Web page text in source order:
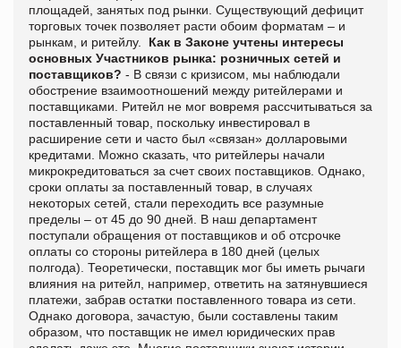
площадей, занятых под рынки. Существующий дефицит
торговых точек позволяет расти обоим форматам – и
рынкам, и ритейлу. Как в Законе учтены интересы
основных Участников рынка: розничных сетей и
поставщиков? - В связи с кризисом, мы наблюдали
обострение взаимоотношений между ритейлерами и
поставщиками. Ритейл не мог вовремя рассчитываться за
поставленный товар, поскольку инвестировал в
расширение сети и часто был «связан» долларовыми
кредитами. Можно сказать, что ритейлеры начали
микрокредитоваться за счет своих поставщиков. Однако,
сроки оплаты за поставленный товар, в случаях
некоторых сетей, стали переходить все разумные
пределы – от 45 до 90 дней. В наш департамент
поступали обращения от поставщиков и об отсрочке
оплаты со стороны ритейлера в 180 дней (целых
полгода). Теоретически, поставщик мог бы иметь рычаги
влияния на ритейл, например, ответить на затянувшиеся
платежи, забрав остатки поставленного товара из сети.
Однако договора, зачастую, были составлены таким
образом, что поставщик не имел юридических прав